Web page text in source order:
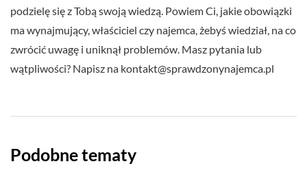
podzielę się z Tobą swoją wiedzą. Powiem Ci, jakie obowiązki
ma wynajmujący, właściciel czy najemca, żebyś wiedział, na co
zwrócić uwagę i uniknął problemów. Masz pytania lub
wątpliwości? Napisz na kontakt@sprawdzonynajemca.pl
Podobne tematy